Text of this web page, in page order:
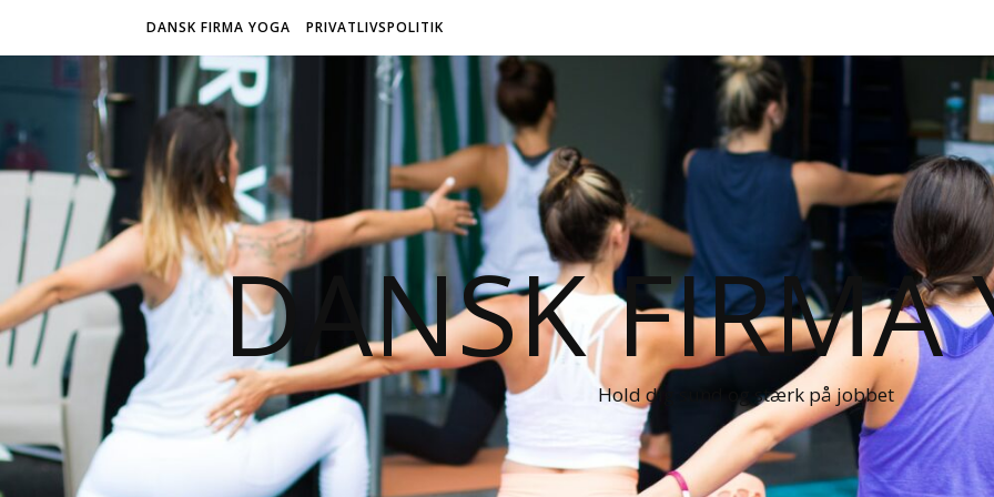
DANSK FIRMA YOGA PRIVATLIVSPOLITIK
DANSK FIRMA
Hold dig sund og stærk på jobbet